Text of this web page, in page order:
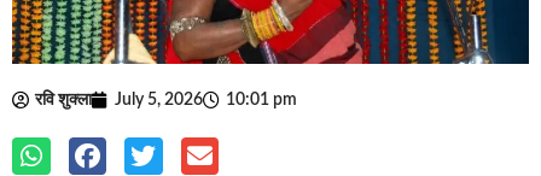
रवि शुक्ला July 5, 2026 10:01 pm